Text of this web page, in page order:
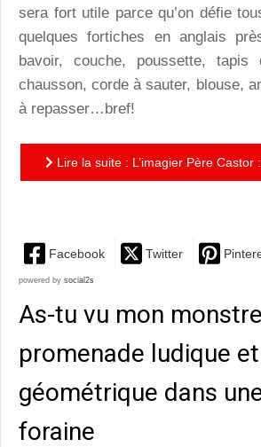
sera fort utile parce qu’on défie
quelques fortiches en anglais
bavoir, couche, poussette, tapis
chausson, corde à sauter, blouse,
à repasser…bref!
Lire la suite : L’imagier Père Castor
Facebook Twitter
powered by social2s
As-tu vu mon
promenade ludique et
géométrique dans
foraine